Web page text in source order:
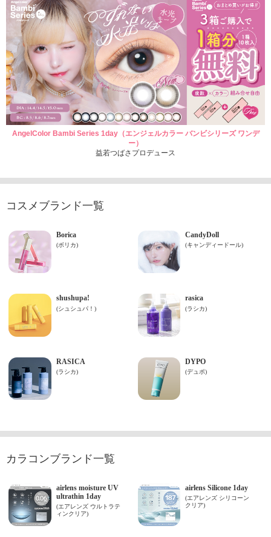
AngelColor Bambi Series 1day（エンジェルカラー バンビシリーズ ワンデ
ー）
益若つばさプロデュース
コスメブランド一覧
カラコンブランド一覧